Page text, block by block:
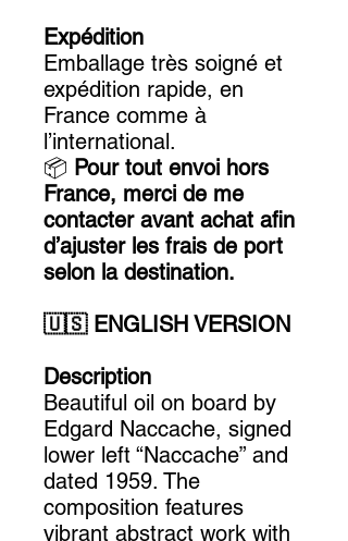
Expédition
Emballage très soigné et
expédition rapide, en
France comme à
l’international.
📦 Pour tout envoi hors
France, merci de me
contacter avant achat afin
d’ajuster les frais de port
selon la destination.
🇺🇸 ENGLISH VERSION
Description
Beautiful oil on board by
Edgard Naccache, signed
lower left “Naccache” and
dated 1959. The
composition features
vibrant abstract work with